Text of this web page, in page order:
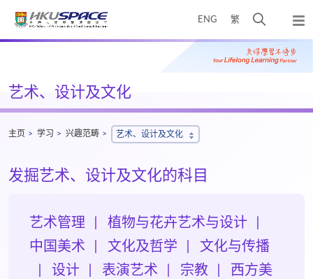
ENG 繁
开
搜
寻
面
弹
出
主
Main
艺术、设计及文化
主页 学习 兴趣范畴 艺术、设计及文化
发掘艺术、设计及文化的科目
艺术管理
植物与花卉艺术与设计
中国美术
文化及哲学
文化与传播
设计
表演艺术 宗教
西方美